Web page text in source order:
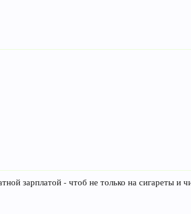
зарплатой - чтоб не только на сигареты и